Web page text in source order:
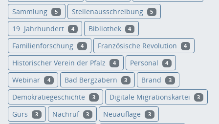
Sammlung 5 Stellenausschreibung 5
19. Jahrhundert 4 Bibliothek 4
Familienforschung 4 Französische Revolution 4
Historischer Verein der Pfalz 4 Personal 4
Webinar 4 Bad Bergzabern 3 Brand 3
Demokratiegeschichte 3 Digitale Migrationskartei 3
Gurs 3 Nachruf 3 Neuauflage 3